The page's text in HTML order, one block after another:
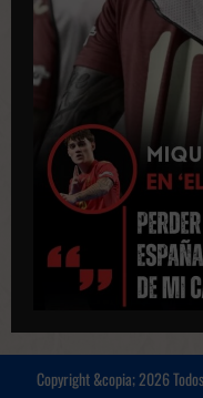
Copyright &copia; 2026